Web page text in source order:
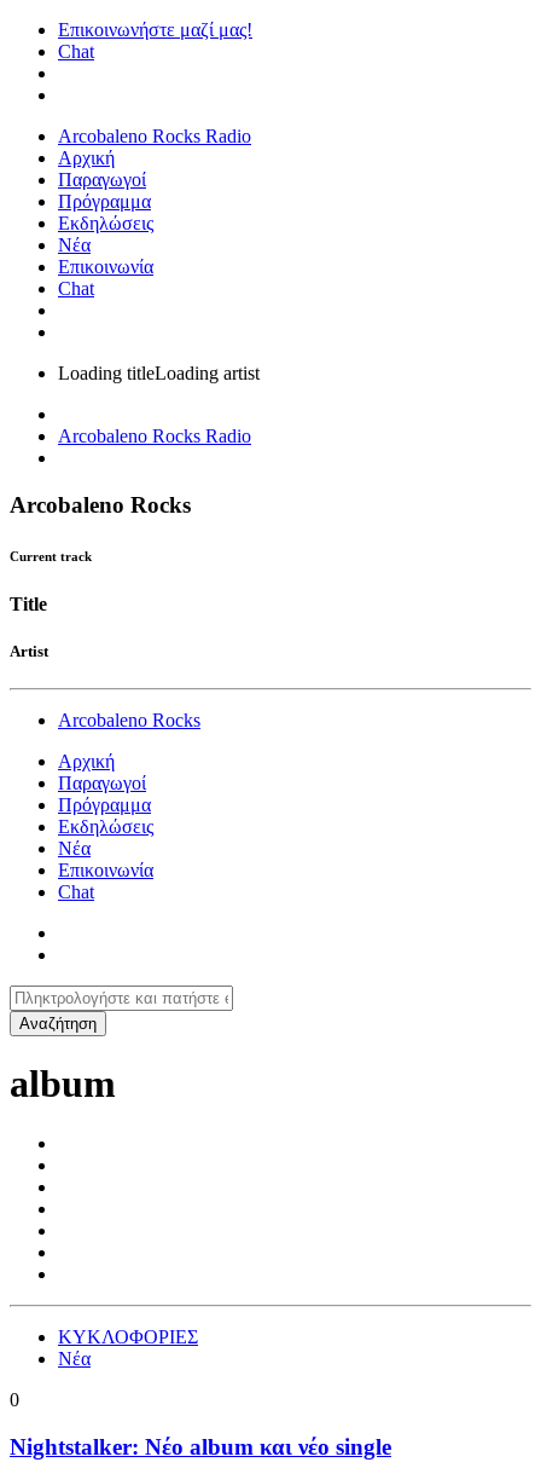
Επικοινωνήστε μαζί μας!
Chat
Arcobaleno Rocks Radio
Αρχική
Παραγωγοί
Πρόγραμμα
Εκδηλώσεις
Νέα
Επικοινωνία
Chat
Loading titleLoading artist
Arcobaleno Rocks Radio
Arcobaleno Rocks
Current track
Title
Artist
Arcobaleno Rocks
Αρχική
Παραγωγοί
Πρόγραμμα
Εκδηλώσεις
Νέα
Επικοινωνία
Chat
album
ΚΥΚΛΟΦΟΡΙΕΣ
Νέα
0
Nightstalker: Νέο album και νέο single